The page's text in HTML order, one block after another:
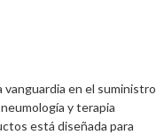
vanguardia en el suministro
y terapia
está diseñada para